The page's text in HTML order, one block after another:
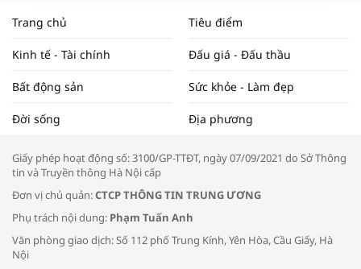
NAM NĂM 2024 VÀ NĂM 2025 | NHỊP
ĐẬP THỊ TRƯỜNG #62
Tọa đàm “Xúc tiến thương mại: Khơi
Bác sĩ tư vấn cách phòng tránh bệnh
đường hô hấp trong thời tiết giao mùa
Trang chủ Tiêu điểm
Kinh tế - Tài chính Đấu giá - Đấu thầu
Bất động sản Sức khỏe - Làm đẹp
Đời sống Địa phương
Giấy phép hoạt động số: 3100/GP-TTĐT, ngày 07/09/2021 do Sở Thông
tin và Truyền thông Hà Nội cấp
Đơn vị chủ quản:CTCP THÔNG TIN TRUNG ƯƠNG
Phụ trách nội dung: Phạm Tuấn Anh
Văn phòng giao dịch: Số 112 phố Trung Kính, Yên Hòa, Cầu Giấy, Hà
Nội